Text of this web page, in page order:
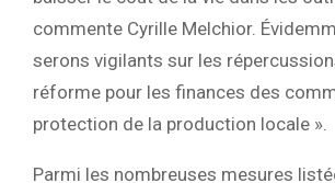
commente Cyrille Melchior.
serons vigilants sur les
réforme pour les finances des
protection de la production locale ».
Parmi les nombreuses mesures